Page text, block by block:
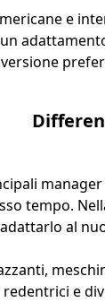
e
tempo.
al
e